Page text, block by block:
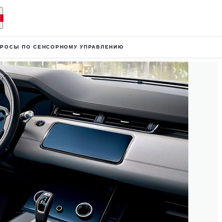
ПО СЕНСОРНОМУ УПРАВЛЕНИЮ